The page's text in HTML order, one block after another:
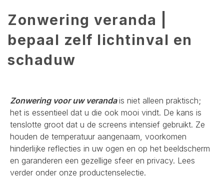
Zonwering veranda |
bepaal zelf lichtinval en
schaduw
Zonwering voor uw verandais niet alleen praktisch;
het is essentieel dat u die ook mooi vindt. De kans is
tenslotte groot dat u de screens intensief gebruikt. Ze
houden de temperatuur aangenaam, voorkomen
hinderlijke reflecties in uw ogen en op het beeldscherm
en garanderen een gezellige sfeer en privacy. Lees
verder onder onze productenselectie.